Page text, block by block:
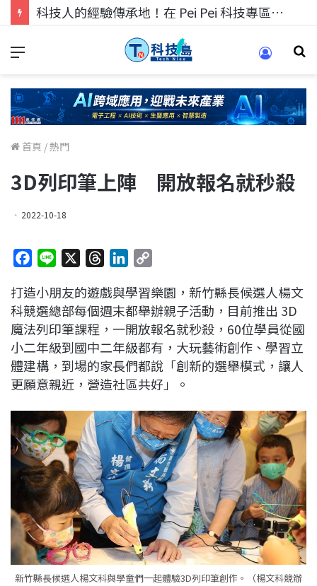
科技人的經驗傳承地！在 Pei Pei 科技專區，與學弟妹交流最硬核的技術
首頁 /熱門
3D列印筆上陣 開放報名就秒殺
2022-10-18
c
e
b
o
o
k
n
e
r
e
a
d
s
n
k
e
d
I
n
p
y
L
i
n
k
打造小朋友的遊戲與學習樂園，新竹縣長候選人楊文
科競選總部每個週末都舉辦親子活動，目前推出 3D
魔法列印筆課程，一開放報名就秒殺，60位學員從國
小二年級到國中二年級都有，大玩藝術創作、學習立
體建構，到場的家長們都說「創新的選舉模式，讓人
更願意親近，營造社區共好」。
新竹縣長候選人楊文科與學童們一起體驗3D列印筆創作。（楊文科競辦